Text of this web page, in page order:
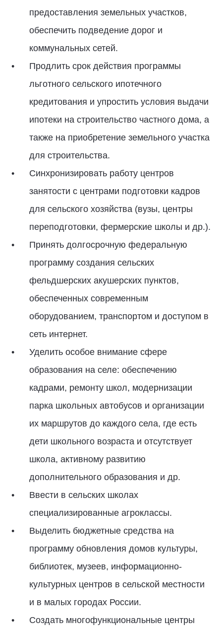
предоставления земельных участков,
обеспечить подведение дорог и
коммунальных сетей.
Продлить срок действия программы
льготного сельского ипотечного
кредитования и упростить условия выдачи
ипотеки на строительство частного дома, а
также на приобретение земельного участка
для строительства.
Синхронизировать работу центров
занятости с центрами подготовки кадров
для сельского хозяйства (вузы, центры
переподготовки, фермерские школы и др.).
Принять долгосрочную федеральную
программу создания сельских
фельдшерских акушерских пунктов,
обеспеченных современным
оборудованием, транспортом и доступом в
сеть интернет.
Уделить особое внимание сфере
образования на селе: обеспечению
кадрами, ремонту школ, модернизации
парка школьных автобусов и организации
их маршрутов до каждого села, где есть
дети школьного возраста и отсутствует
школа, активному развитию
дополнительного образования и др.
Ввести в сельских школах
специализированные агроклассы.
Выделить бюджетные средства на
программу обновления домов культуры,
библиотек, музеев, информационно-
культурных центров в сельской местности
и в малых городах России.
Создать многофункциональные центры